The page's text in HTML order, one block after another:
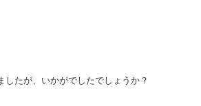
たが、いかがでしたでしょうか？